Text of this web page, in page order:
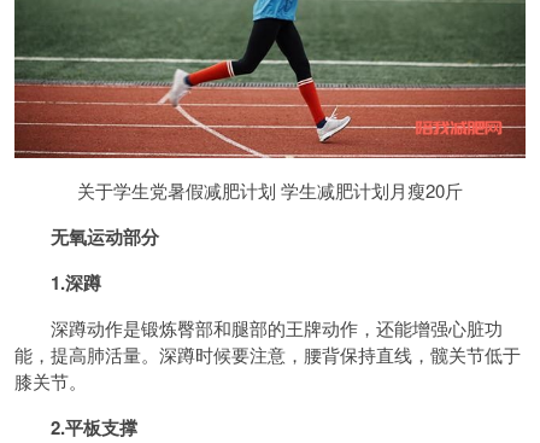
关于学生党暑假减肥计划 学生减肥计划月瘦20斤
无氧运动部分
1.深蹲
深蹲动作是锻炼臀部和腿部的王牌动作，还能增强心脏功
能，提高肺活量。深蹲时候要注意，腰背保持直线，髋关节低于
膝关节。
2.平板支撑